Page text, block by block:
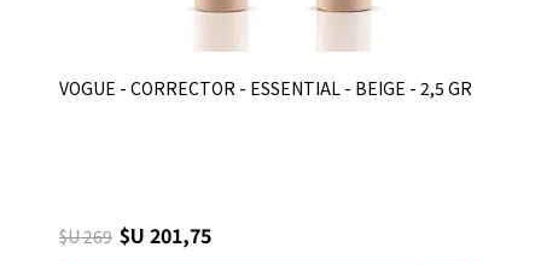
VOGUE - CORRECTOR - ESSENTIAL - BEIGE - 2,5 GR
$U 269 $U 201,75